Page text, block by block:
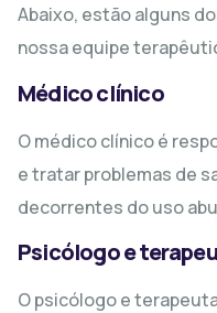
Abaixo, estão alguns
nossa equipe
Médico clínico
O médico clínico é
e tratar problemas de
decorrentes do uso
Psicólogo e
O psicólogo e